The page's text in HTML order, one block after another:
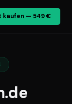
kaufen — 549 €